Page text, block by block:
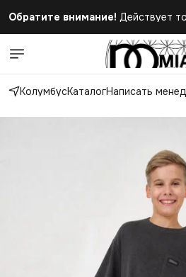
Обратите внимание! Действует
КолумбусКаталогНаписать